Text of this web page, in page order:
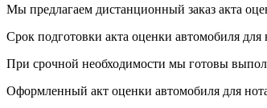
Мы предлагаем дистанционный заказ акта
Срок подготовки акта оценки автомобиля для
При срочной необходимости мы готовы
Оформленный акт оценки автомобиля для